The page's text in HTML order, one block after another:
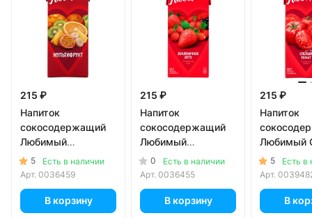
215 ₽
Напиток
сокосодержащий
Любимый
Мультифрукт 0.95
литра
5
Есть в наличии
Арт. 0036459
В корзину
215 ₽
Напиток
сокосодержащий
Любимый
Земляничное лето
0.95 литра
0
Есть в наличии
Арт. 0036455
В корзину
215 ₽
Напиток
Любимый
томат
5
Есть в
Арт.
В